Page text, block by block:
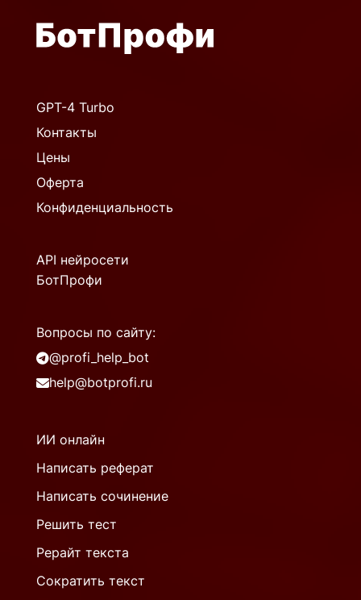
GPT-4 Turbo
Контакты
Цены
Оферта
Конфиденциальность
API нейросети
БотПрофи
Вопросы по сайту:
@profi_help_bot
help@botprofi.ru
ИИ онлайн
Написать реферат
Написать сочинение
Решить тест
Рерайт текста
Сократить текст